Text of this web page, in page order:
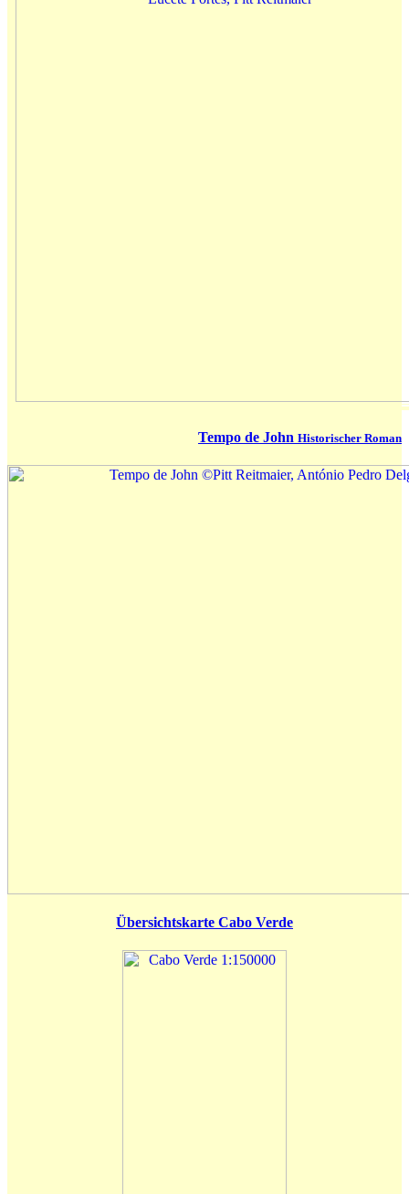
Tempo de John Historischer Roman
Übersichtskarte Cabo Verde